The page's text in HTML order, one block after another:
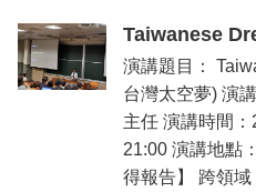
Taiwanese
演講題目：
台灣太空夢) 演
主任 演講時間
21:00 演講地點
得報告】 跨領域